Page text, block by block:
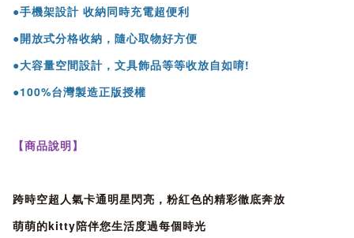
●手機架設計 收納同時充電超便利
●開放式分格收納，隨心取物好方便
●大容量空間設計，文具飾品等等收放自如唷!
●100%台灣製造正版授權
【商品說明】
跨時空超人氣卡通明星閃亮，粉紅色的精彩徹底奔放
萌萌的kitty陪伴您生活度過每個時光